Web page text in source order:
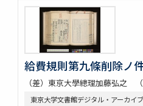
給費規則第九條削除ノ
（差）東京大學總理加藤弘之
東京大学文書館デジタル・アーカイ